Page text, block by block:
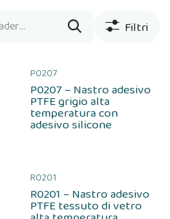
Filtri
P0207
P0207 – Nastro adesivo
PTFE grigio alta
temperatura con
adesivo silicone
R0201
R0201 – Nastro adesivo
PTFE tessuto di vetro